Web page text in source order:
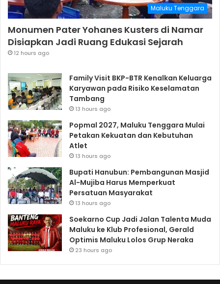
Maluku Tenggara
Monumen Pater Yohanes Kusters di Namar
Disiapkan Jadi Ruang Edukasi Sejarah
12 hours ago
Family Visit BKP-BTR Kenalkan Keluarga
Karyawan pada Risiko Keselamatan
Tambang
13 hours ago
Popmal 2027, Maluku Tenggara Mulai
Petakan Kekuatan dan Kebutuhan
Atlet
13 hours ago
Bupati Hanubun: Pembangunan Masjid
Al-Mujiba Harus Memperkuat
Persatuan Masyarakat
13 hours ago
Soekarno Cup Jadi Jalan Talenta Muda
Maluku ke Klub Profesional, Gerald
Optimis Maluku Lolos Grup Neraka
23 hours ago